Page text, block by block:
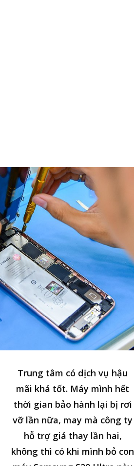
Trung tâm có dịch vụ hậu
mãi khá tốt. Máy mình hết
thời gian bảo hành lại bị rơi
vỡ lần nữa, may mà công ty
hỗ trợ giá thay lần hai,
không thì có khi mình bỏ con